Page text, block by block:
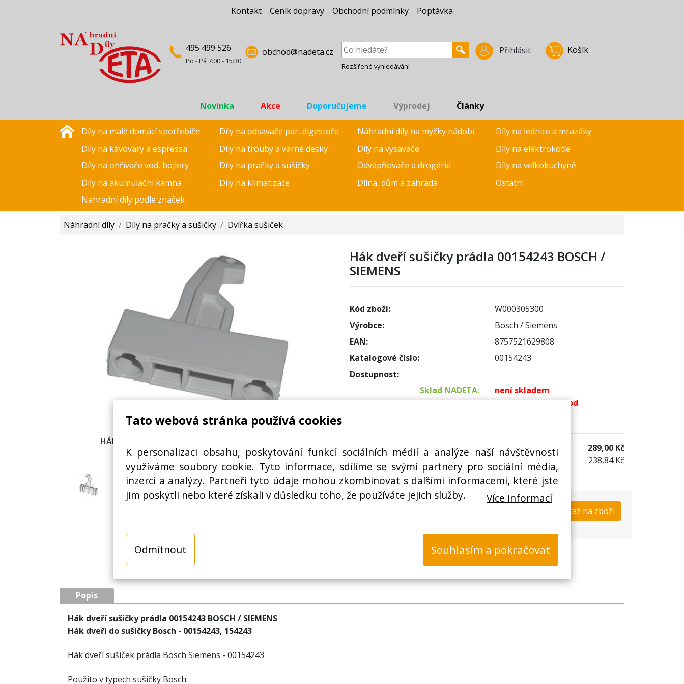
Tato webová stránka používá cookies
K personalizaci obsahu, poskytování funkcí sociálních médií a analýze naší návštěvnosti
využíváme soubory cookie. Tyto informace, sdílíme se svými partnery pro sociální média,
inzerci a analýzy. Partneři tyto údaje mohou zkombinovat s dalšími informacemi, které jste
jim poskytli nebo které získali v důsledku toho, že používáte jejich služby.
Více informací
Souhlasím a pokračovat
Odmítnout
Kontakt Ceník dopravy Obchodní podmínky Poptávka
495 499 526
Po - Pá 7:00 - 15:30
obchod@nadeta.cz Přihlásit Košík
Rozšířené vyhledávání
Novinka Akce Doporučujeme Výprodej Články
Díly na malé domácí spotřebiče Díly na odsavače par, digestoře Náhradní díly na myčky nádobí
Díly na lednice a mrazáky
Díly na kávovary a espressa
Díly na trouby a varné desky Díly na vysavače
Díly na elektrokotle
Díly na ohřívače vod, bojlery
Díly na pračky a sušičky Odvápňovače a drogérie
Díly na velkokuchyně
Díly na akumulační kamna
Díly na klimatizace Dílna, dům a zahrada
Ostatní
Nahradní díly podle značek
Náhradní díly / Díly na pračky a sušičky / Dvířka sušiček
HÁK DVEŘÍ DO SUŠIČKY BOSCH - 00154243, 154243
Hák dveří sušičky prádla 00154243 BOSCH /
SIEMENS
Kód zboží:
W000305300
Výrobce:
Bosch / Siemens
EAN:
8757521629808
Katalogové číslo:
00154243
Dostupnost:
Sklad NADETA:
není skladem
k dispozici do 48 hod
Cena s DPH:
289,00 Kč
Cena bez DPH:
238,84 Kč
Dotaz na zboží
Popis
Hák dveří sušičky prádla 00154243 BOSCH / SIEMENS
Hák dveří do sušičky Bosch - 00154243, 154243
Hák dveří sušiček prádla Bosch Siemens - 00154243
Použito v typech sušičky Bosch: